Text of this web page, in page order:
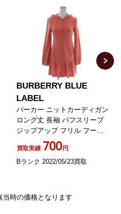
BURBERRY BLUE
LABEL
パーカー ニットカーディガン
ロング丈 長袖 パフスリーブ
ジップアップ フリル フード
ウール混 カシミヤ混 38 M ピ
ンク
買取実績 700円
Bランク 2022/05/23買取
時の価格となります